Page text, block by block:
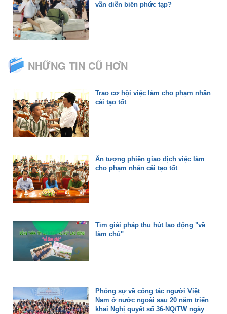
vẫn diễn biến phức tạp?
NHỮNG TIN CŨ HƠN
Trao cơ hội việc làm cho phạm nhân
cải tạo tốt
Ấn tượng phiên giao dịch việc làm
cho phạm nhân cải tạo tốt
Tìm giải pháp thu hút lao động "về
làm chủ"
Phóng sự về công tác người Việt
Nam ở nước ngoài sau 20 năm triển
khai Nghị quyết số 36-NQ/TW ngày